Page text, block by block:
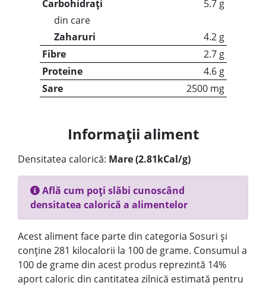
Carbohidrați
5.7 g
din care
Zaharuri
4.2 g
Fibre
2.7 g
Proteine
4.6 g
Sare
2500 mg
Informații aliment
Densitatea calorică: Mare (2.81kCal/g)
Află cum poți slăbi cunoscând
densitatea calorică a alimentelor
Acest aliment face parte din categoria Sosuri și
conține 281 kilocalorii la 100 de grame. Consumul a
100 de grame din acest produs reprezintă 14%
aport caloric din cantitatea zilnică estimată pentru